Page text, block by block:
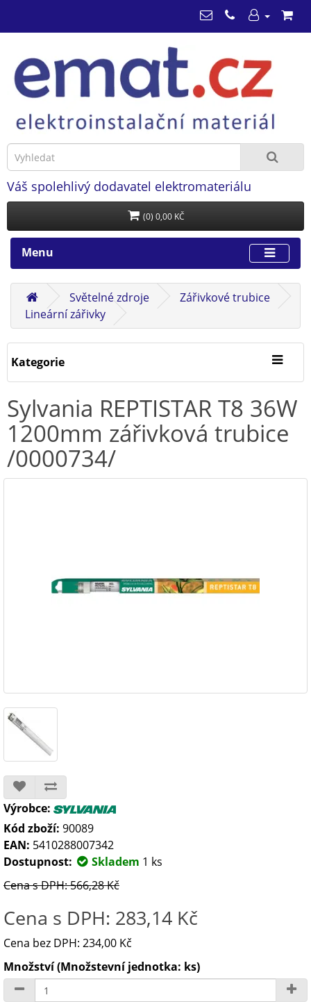
Váš spolehlivý dodavatel elektromateriálu
(0) 0,00 KČ
Menu
Světelné zdroje
Zářivkové trubice
Lineární zářivky
Kategorie
Sylvania REPTISTAR T8 36W
1200mm zářivková trubice
/0000734/
Výrobce:
Kód zboží: 90089
EAN: 5410288007342
Dostupnost:
Skladem 1 ks
Cena s DPH: 566,28 Kč
Cena s DPH: 283,14 Kč
Cena bez DPH: 234,00 Kč
Množství (Množstevní jednotka: ks)